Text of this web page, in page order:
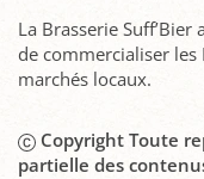
La Brasserie Suff’Bier
de commercialiser les
marchés locaux.
Copyright Toute
partielle des